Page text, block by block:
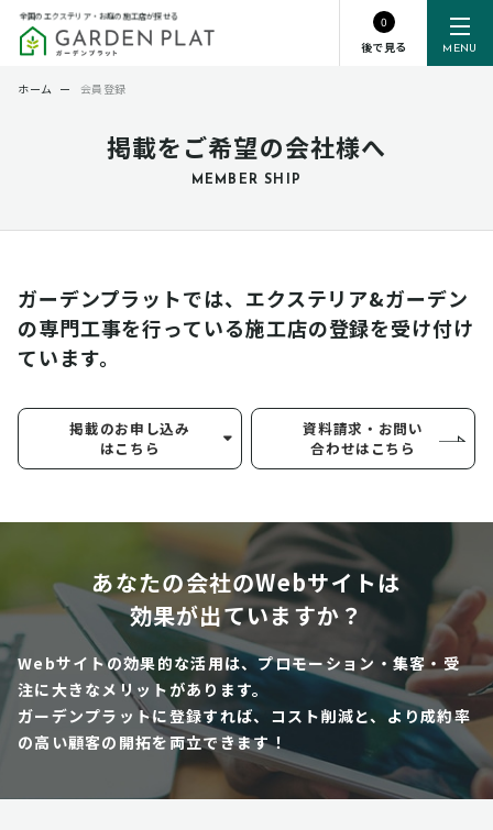
MENU
全国のエクステリア・お庭の施工店が探せる
0
後で見る
掲載をご希望の会社様へ
MEMBER SHIP
ホーム ー 会員登録
ガーデンプラットでは、エクステリア&ガーデン
の専門工事を行っている施工店の登録を受け付け
ています。
掲載のお申し込み
はこちら
資料請求・お問い
合わせはこちら
あなたの会社のWebサイトは
効果が出ていますか？
Webサイトの効果的な活用は、プロモーション・集客・受
注に大きなメリットがあります。
ガーデンプラットに登録すれば、コスト削減と、より成約率
の高い顧客の開拓を両立できます！